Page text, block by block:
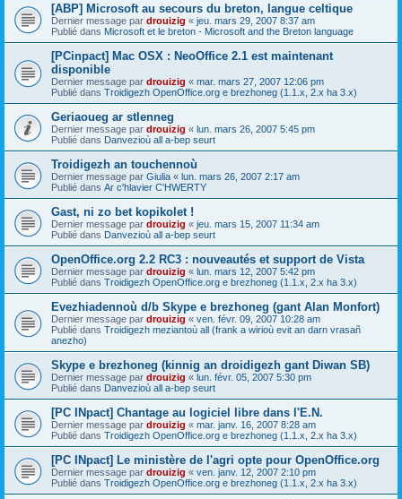
[ABP] Microsoft au secours du breton, langue celtique
Dernier message par drouizig « jeu. mars 29, 2007 8:37 am
Publié dans Microsoft et le breton - Microsoft and the Breton language
[PCinpact] Mac OSX : NeoOffice 2.1 est maintenant
disponible
Dernier message par drouizig « mar. mars 27, 2007 12:06 pm
Publié dans Troidigezh OpenOffice.org e brezhoneg (1.1.x, 2.x ha 3.x)
Geriaoueg ar stlenneg
Dernier message par drouizig « lun. mars 26, 2007 5:45 pm
Publié dans Danvezioù all a-bep seurt
Troidigezh an touchennoù
Dernier message par Giulia « lun. mars 26, 2007 2:17 am
Publié dans Ar c'hlavier C'HWERTY
Gast, ni zo bet kopikolet !
Dernier message par drouizig « jeu. mars 15, 2007 11:34 am
Publié dans Danvezioù all a-bep seurt
OpenOffice.org 2.2 RC3 : nouveautés et support de Vista
Dernier message par drouizig « lun. mars 12, 2007 5:42 pm
Publié dans Troidigezh OpenOffice.org e brezhoneg (1.1.x, 2.x ha 3.x)
Evezhiadennoù d/b Skype e brezhoneg (gant Alan Monfort)
Dernier message par drouizig « ven. févr. 09, 2007 10:28 am
Publié dans Troidigezh meziantoù all (frank a wirioù evit an darn vrasañ
anezho)
Skype e brezhoneg (kinnig an droidigezh gant Diwan SB)
Dernier message par drouizig « lun. févr. 05, 2007 5:30 pm
Publié dans Danvezioù all a-bep seurt
[PC INpact] Chantage au logiciel libre dans l'E.N.
Dernier message par drouizig « mar. janv. 16, 2007 8:28 am
Publié dans Troidigezh OpenOffice.org e brezhoneg (1.1.x, 2.x ha 3.x)
[PC INpact] Le ministère de l'agri opte pour OpenOffice.org
Dernier message par drouizig « ven. janv. 12, 2007 2:10 pm
Publié dans Troidigezh OpenOffice.org e brezhoneg (1.1.x, 2.x ha 3.x)